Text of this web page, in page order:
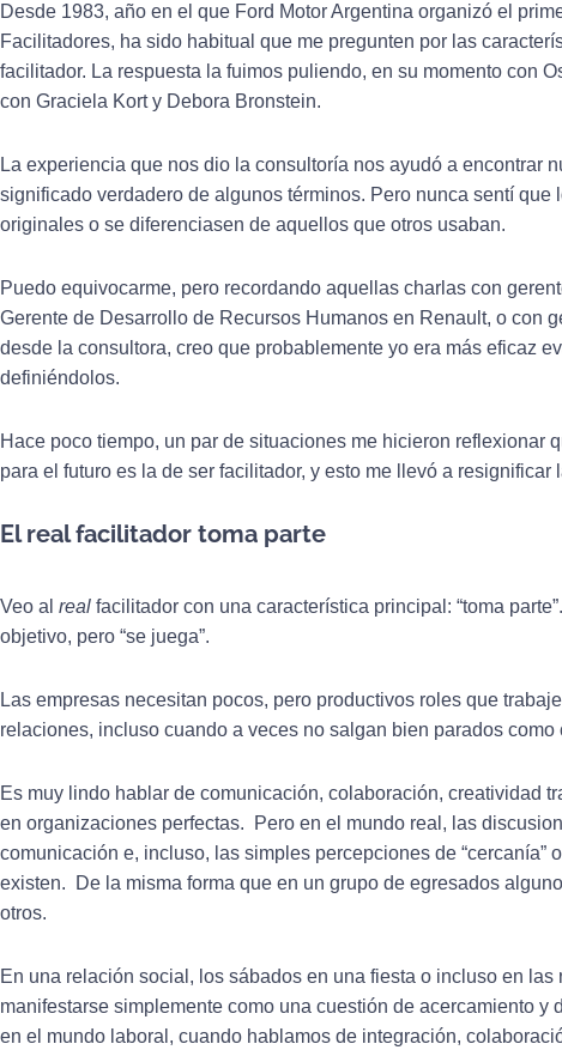
Desde 1983, año en el que Ford Motor Argentina organizó el
Facilitadores, ha sido habitual que me pregunten por las
facilitador. La respuesta la fuimos puliendo, en su momento con
con Graciela Kort y Debora Bronstein.
La experiencia que nos dio la consultoría nos ayudó a encontrar
significado verdadero de algunos términos. Pero nunca sentí que
originales o se diferenciasen de aquellos que otros usaban.
Puedo equivocarme, pero recordando aquellas charlas con
Gerente de Desarrollo de Recursos Humanos en Renault, o con
desde la consultora, creo que probablemente yo era más eficaz
definiéndolos.
Hace poco tiempo, un par de situaciones me hicieron reflexionar
para el futuro es la de ser facilitador, y esto me llevó a
El real facilitador toma parte
Veo al real facilitador con una característica principal: “toma
objetivo, pero “se juega”.
Las empresas necesitan pocos, pero productivos roles que
relaciones, incluso cuando a veces no salgan bien parados
Es muy lindo hablar de comunicación, colaboración, creatividad
en organizaciones perfectas. Pero en el mundo real, las
comunicación e, incluso, las simples percepciones de “cercanía”
existen. De la misma forma que en un grupo de egresados
otros.
En una relación social, los sábados en una fiesta o incluso en
manifestarse simplemente como una cuestión de acercamiento y
en el mundo laboral, cuando hablamos de integración,